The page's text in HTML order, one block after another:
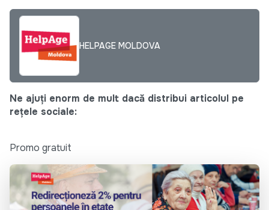
HELPAGE MOLDOVA
Ne ajuți enorm de mult dacă distribui articolul pe
rețele sociale:
Promo gratuit